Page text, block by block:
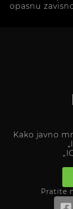
opasnu
Kako javno
Pratite